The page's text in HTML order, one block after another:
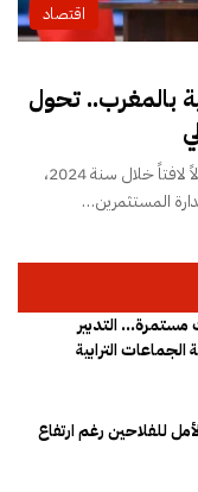
اقتصاد
بالمغرب.. تحول
شهدت بنية الاستثمار الأجنبي المباشر بالمغرب تحوّلاً لافتاً خلال سنة 2024،
المستثمرين…
مستمرة… التدبير
الترابية
للفلاحين رغم ارتفاع